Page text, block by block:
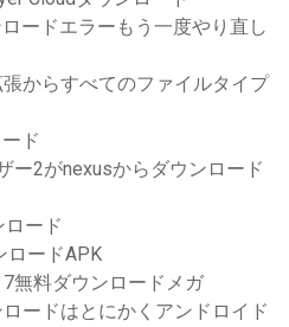
ードエラーもう一度やり直し
からすべてのファイルタイプ
ド
ー2がnexusからダウンロード
ード
ロードAPK
無料ダウンロードメガ
ードはとにかくアンドロイド